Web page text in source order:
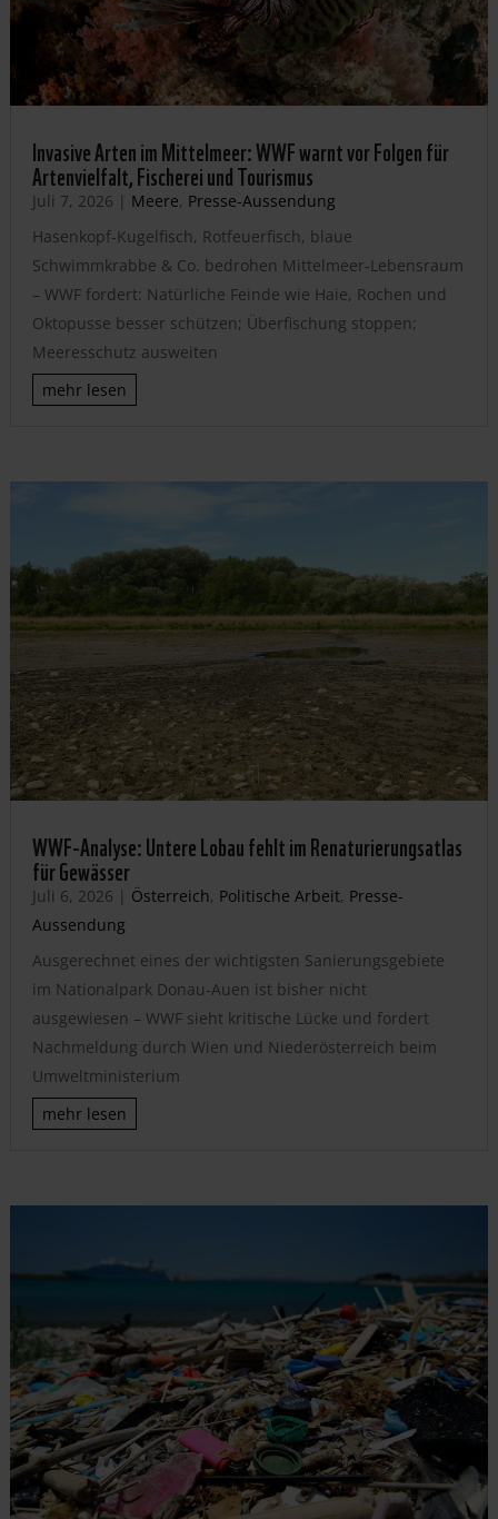
Invasive Arten im Mittelmeer: WWF warnt vor Folgen für
Artenvielfalt, Fischerei und Tourismus
Juli 7, 2026 | Meere, Presse-Aussendung
Hasenkopf-Kugelfisch, Rotfeuerfisch, blaue
Schwimmkrabbe & Co. bedrohen Mittelmeer-Lebensraum
– WWF fordert: Natürliche Feinde wie Haie, Rochen und
Oktopusse besser schützen; Überfischung stoppen;
Meeresschutz ausweiten
mehr lesen
WWF-Analyse: Untere Lobau fehlt im Renaturierungsatlas
für Gewässer
Juli 6, 2026 | Österreich, Politische Arbeit, Presse-
Aussendung
Ausgerechnet eines der wichtigsten Sanierungsgebiete
im Nationalpark Donau-Auen ist bisher nicht
ausgewiesen – WWF sieht kritische Lücke und fordert
Nachmeldung durch Wien und Niederösterreich beim
Umweltministerium
mehr lesen